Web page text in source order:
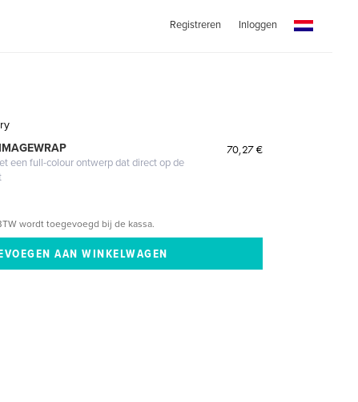
Registreren Inloggen
een full-colour ontwerp dat direct op de
70,27 €
wordt toegevoegd bij de kassa.